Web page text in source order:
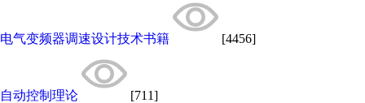
电气变频器调速设计技术书籍 [4456]
自动控制理论 [711]